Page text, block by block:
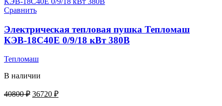
Сравнить
Электрическая тепловая пушка Тепломаш
КЭВ-18С40Е 0/9/18 кВт 380В
Тепломаш
В наличии
40800₽ 36720 ₽